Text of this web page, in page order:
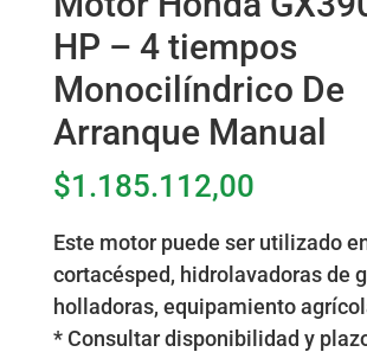
HP – 4 tiempos
Monocilíndrico De
Arranque Manual
$1.185.112,00
Este motor puede ser utilizado
cortacésped, hidrolavadoras de
holladoras, equipamiento
* Consultar disponibilidad y